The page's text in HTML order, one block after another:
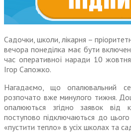
Садочки, школи, лікарня –
вечора понеділка має бути
час оперативної наради 10
Ігор Сапожко.
Нагадаємо, що опалювальний
розпочато вже минулого тижня.
опалюються згідно заявок від
поступово підключаються до
«пустити тепло» в усіх школах та